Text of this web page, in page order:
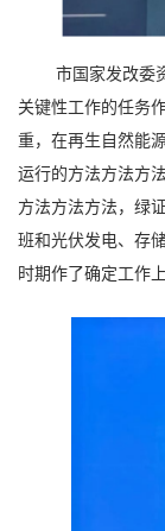
市国家发改委
关键性工作的任务
重，在再生自然能
运行的方法方法方
方法方法方法，绿
班和光伏发电、存
时期作了确定工作上